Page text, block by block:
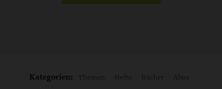
Kategorien: